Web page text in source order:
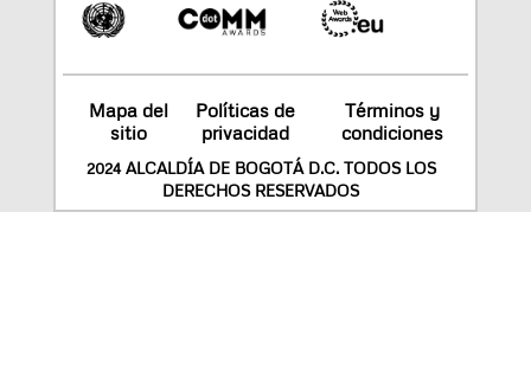
Mapa del
sitio
Políticas de
privacidad
Términos y
condiciones
2024 ALCALDÍA DE BOGOTÁ D.C. TODOS LOS
DERECHOS RESERVADOS